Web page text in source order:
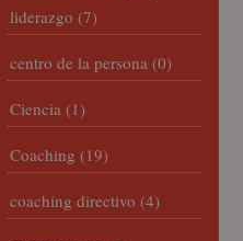
liderazgo (7)
centro de la persona (0)
Ciencia (1)
Coaching (19)
coaching directivo (4)